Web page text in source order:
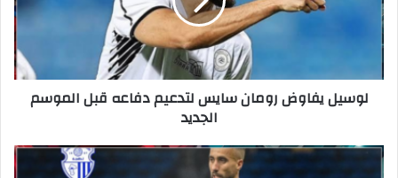
لوسيل يفاوض رومان سايس لتدعيم دفاعه قبل الموسم
الجديد